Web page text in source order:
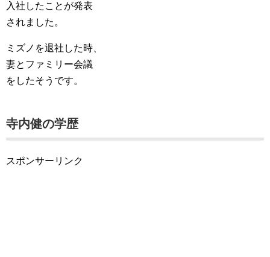
入社したことが発表
されました。
ミズノを退社した時、
妻とファミリー会議
をしたそうです。
寺内健の学歴
スポンサーリンク